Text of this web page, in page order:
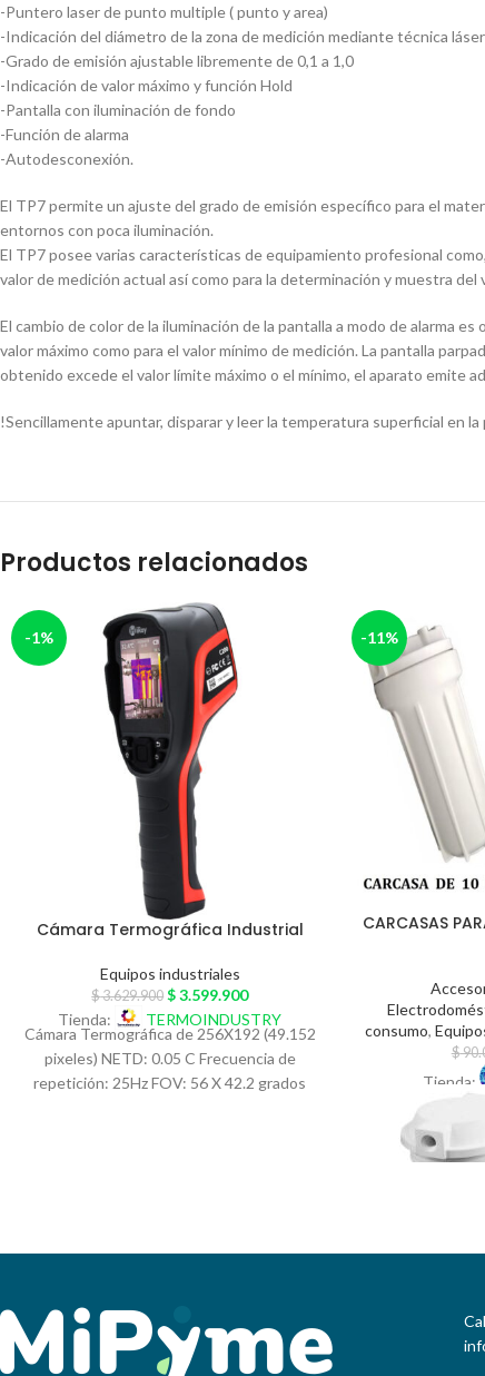
-Puntero laser de punto multiple ( punto y area)
-Indicación del diámetro de la zona de medición mediante técnica
-Grado de emisión ajustable libremente de 0,1 a 1,0
-Indicación de valor máximo y función Hold
-Pantalla con iluminación de fondo
-Función de alarma
-Autodesconexión.
El TP7 permite un ajuste del grado de emisión específico para el
entornos con poca iluminación.
El TP7 posee varias características de equipamiento profesional
valor de medición actual así como para la determinación y muestra del
El cambio de color de la iluminación de la pantalla a modo de alarma
valor máximo como para el valor mínimo de medición. La pantalla
obtenido excede el valor límite máximo o el mínimo, el aparato emite
!Sencillamente apuntar, disparar y leer la temperatura superficial en
Productos relacionados
-1%
Cámara Termográfica Industrial
Equipos industriales
$3.629.900 $3.599.900
Tienda: TERMOINDUSTRY
Cámara Termográfica de 256X192 (49.152
pixeles) NETD: 0.05 C Frecuencia de
repetición: 25Hz FOV: 56 X 42.2 grados
-11%
CARCASAS
consumo,
$
Tienda: